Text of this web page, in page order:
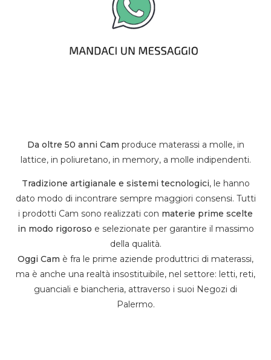
Da oltre 50 anni Cam produce materassi a molle, in
lattice, in poliuretano, in memory, a molle indipendenti.
Tradizione artigianale e sistemi tecnologici, le hanno
dato modo di incontrare sempre maggiori consensi. Tutti
i prodotti Cam sono realizzati con materie prime scelte
in modo rigoroso e selezionate per garantire il massimo
della qualità.
Oggi Cam è fra le prime aziende produttrici di materassi,
ma è anche una realtà insostituibile, nel settore: letti, reti,
guanciali e biancheria, attraverso i suoi Negozi di
Palermo.